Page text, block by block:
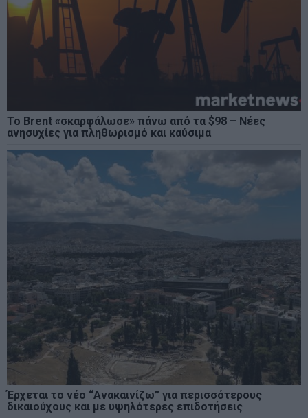
Το Brent «σκαρφάλωσε» πάνω από τα $98 – Νέες
ανησυχίες για πληθωρισμό και καύσιμα
Έρχεται το νέο “Ανακαινίζω” για περισσότερους
δικαιούχους και με υψηλότερες επιδοτήσεις